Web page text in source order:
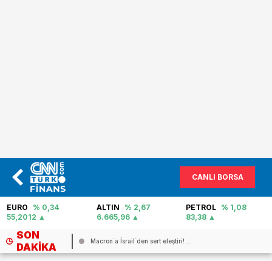
CANLI BORSA
EURO
% 0,34
55,2012
ALTIN
% 2,67
6.665,96
PETROL % 1,08
83,38
SON
DAKIKA
Macron`a İsrail`den sert eleştiri! ...